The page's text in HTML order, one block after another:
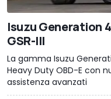
Isuzu Generation
GSR-III
La gamma Isuzu
Heavy Duty OBD-E con
assistenza avanzati